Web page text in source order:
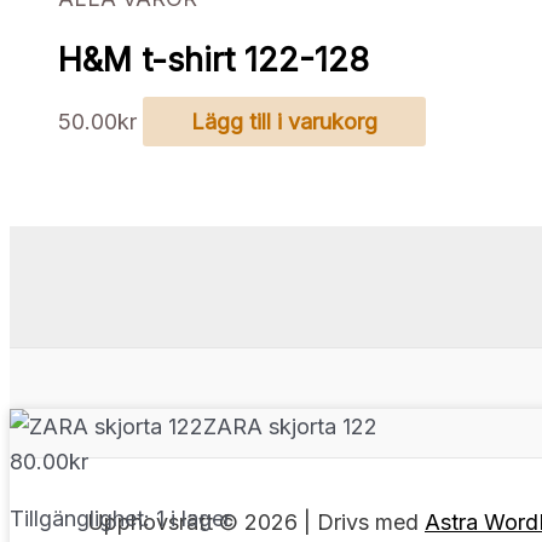
H&M t-shirt 122-128
50.00kr Lägg till i varukorg
Upphovsrätt © 2026 | Drivs med Astra
ZARA skjorta 122
80.00kr
Tillgänglighet: 1 i lager